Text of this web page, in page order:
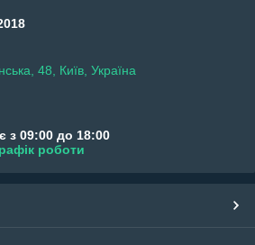
48, Київ, Україна
з 09:00 до 18:00
роботи